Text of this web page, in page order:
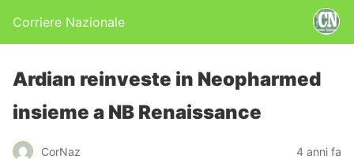
Corriere Nazionale
Ardian reinveste in Neopharmed
insieme a NB Renaissance
CorNaz 4 anni fa